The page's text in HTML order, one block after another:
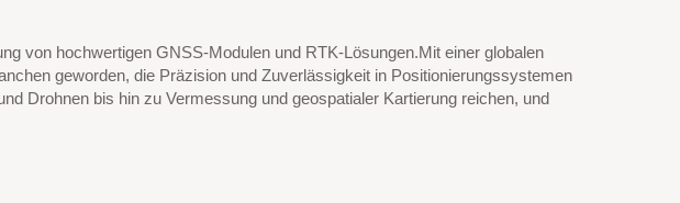
von hochwertigen GNSS-Modulen und RTK-Lösungen.Mit einer globalen
geworden, die Präzision und Zuverlässigkeit in Positionierungssystemen
Drohnen bis hin zu Vermessung und geospatialer Kartierung reichen, und